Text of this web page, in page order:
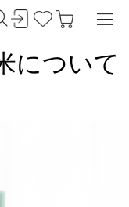
について